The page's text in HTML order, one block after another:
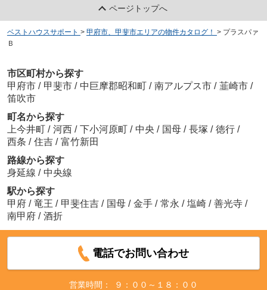
ページトップへ
ベストハウスサポート > 甲府市、甲斐市エリアの物件カタログ！ > プラスパァ
Ｂ
市区町村から探す
甲府市 / 甲斐市 / 中巨摩郡昭和町 / 南アルプス市 / 韮崎市 /
笛吹市
町名から探す
上今井町 / 河西 / 下小河原町 / 中央 / 国母 / 長塚 / 徳行 /
西条 / 住吉 / 富竹新田
路線から探す
身延線 / 中央線
駅から探す
甲府 / 竜王 / 甲斐住吉 / 国母 / 金手 / 常永 / 塩崎 / 善光寺 /
南甲府 / 酒折
電話でお問い合わせ
営業時間：
９：００～１８：００